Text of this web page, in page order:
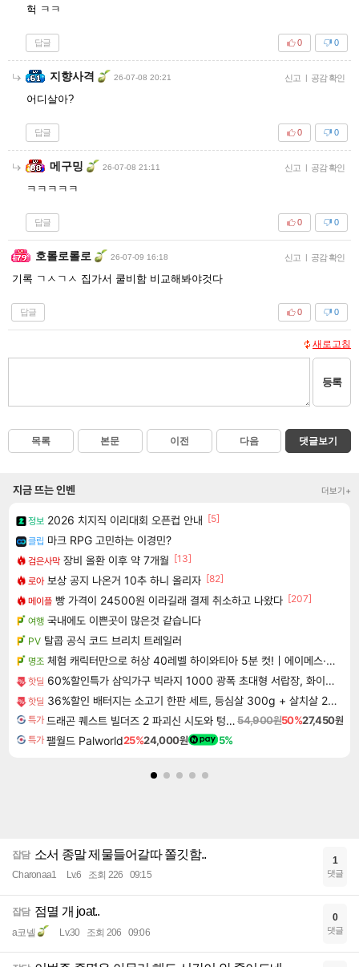
헉 ㅋㅋ
답글 0
0
지향사격 26-07-08 20:21 신고 | 공감 확인
어디살아?
답글 0
0
메구밍 26-07-08 21:11 신고 | 공감 확인
ㅋㅋㅋㅋㅋ
답글 0
0
호롤로롤로 26-07-09 16:18 신고 | 공감 확인
기록 ㄱㅅㄱㅅ 집가서 쿨비함 비교해봐야것다
답글 0
0
새로고침
등록
목록 본문 이전 다음 댓글보기
지금 뜨는 인벤 더보기+
정보 2026 치지직 이리대회 오픈컵 안내 [5]
클립 마크 RPG 고민하는 이경민?
검은사막 장비 올환 이후 약 7개월 [13]
로아 보상 공지 나온거 10추 하니 올리자 [82]
메이플 빵 가격이 24500원 이라길래 결제 취소하고 나왔다 [207]
여행 국내에도 이쁜곳이 많은것 같습니다
PV 탈콥 공식 코드 브리치 트레일러
명조 체험 캐릭터만으로 허상 40레벨 하이와티아 5분 컷!｜에이메스·린네·모니에 명함
핫딜 60%할인특가 삼익가구 빅라지 1000 광폭 초대형 서랍장, 화이트+오크, 1000mm, 5단
핫딜 36%할인 배터지는 소고기 한판 세트, 등심살 300g + 살치살 200g + 부채살 200g + 갈비살 200g + 우삼겹 300g, 1.2kg, 1세트
특가 드래곤 퀘스트 빌더즈 2 파괴신 시도와 텅 빈 섬 Dragon Quest Builders 254,900원50%27,450원
특가 팰월드 Palworld25%24,000원 5%
잡담 소서 종말 제물들어갈따 쫄깃함..
Charonaa1 Lv.6 조회 226 09:15
1
댓글
잡담 점멸 개 joat..
a코넬 Lv.30 조회 206 09:06
0
댓글